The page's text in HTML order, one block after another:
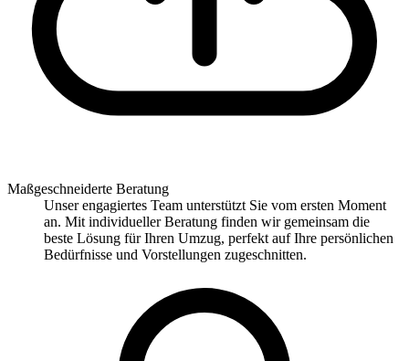
Maßgeschneiderte Beratung
Unser engagiertes Team unterstützt Sie vom ersten Moment
an. Mit individueller Beratung finden wir gemeinsam die
beste Lösung für Ihren Umzug, perfekt auf Ihre persönlichen
Bedürfnisse und Vorstellungen zugeschnitten.